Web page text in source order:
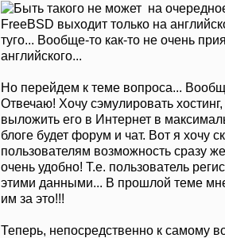
на
FreeBSD выходит только на
туго... Вообще-то как-то не очень
английского...
Но перейдем к теме вопроса...
Отвечаю! Хочу сэмулировать
выложить его в Интернет в
блоге будет форум и чат. Вот я хочу
пользователям возможность сразу
очень удобно! Т.е. пользователь
этими данными... В прошлой теме
им за это!!!
Теперь, непосредственно к самому